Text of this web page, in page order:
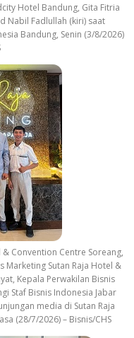
Hotel Bandung, Gita Fitria
Nabil Fadlullah (kiri) saat
Bandung, Senin (3/8/2026)
Convention Centre Soreang,
Marketing Sutan Raja Hotel &
Kepala Perwakilan Bisnis
Staf Bisnis Indonesia Jabar
media di Sutan Raja
(28/7/2026) – Bisnis/CHS